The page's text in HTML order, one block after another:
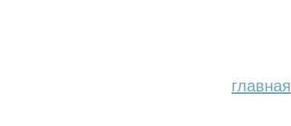
главная